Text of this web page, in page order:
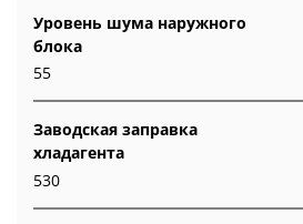
Уровень шума наружного
блока
55
Заводская заправка
хладагента
530